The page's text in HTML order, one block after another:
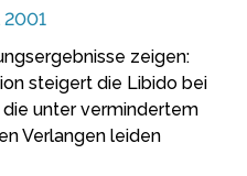
2001
zeigen:
steigert die Libido bei
die unter vermindertem
Verlangen leiden